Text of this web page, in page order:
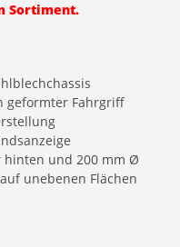
Sortiment.
geformter Fahrgriff
hinten und 200 mm Ø
unebenen Flächen